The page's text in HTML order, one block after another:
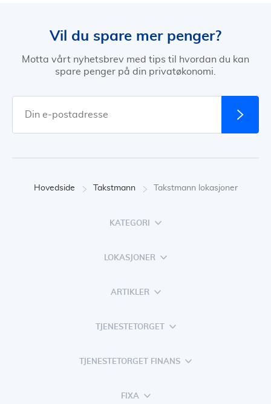
Vil du spare mer penger?
Motta vårt nyhetsbrev med tips til hvordan du kan
spare penger på din privatøkonomi.
Hovedside Takstmann Takstmann lokasjoner
KATEGORI
LOKASJONER
ARTIKLER
TJENESTETORGET
TJENESTETORGET FINANS
FIXA